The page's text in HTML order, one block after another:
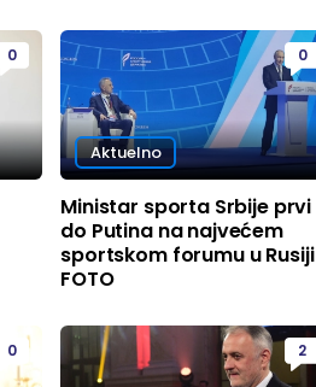
0 0
Aktuelno
Ministar sporta Srbije prvi
do Putina na najvećem
sportskom forumu u Rusiji
FOTO
0 2